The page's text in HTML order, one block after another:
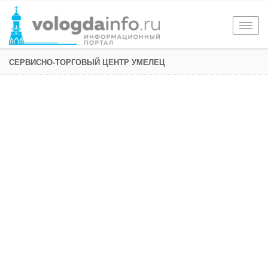
СЕРВИСНО-ТОРГОВЫЙ ЦЕНТР УМЕЛЕЦ